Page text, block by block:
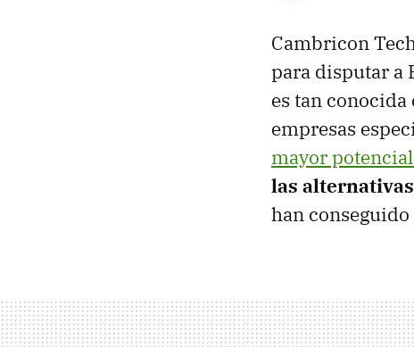
Cambricon
para disputar a
es tan conocida
empresas
mayor
las
han